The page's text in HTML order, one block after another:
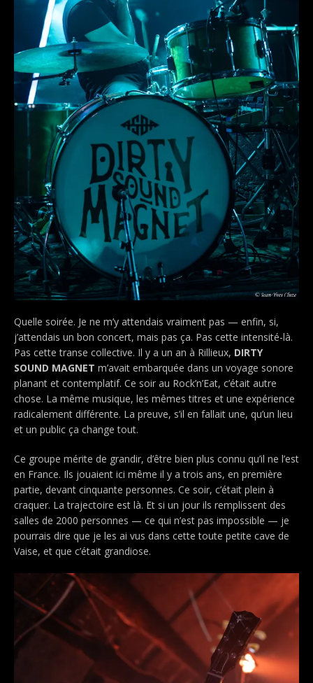
Quelle soirée. Je ne m’y attendais vraiment pas — enfin, si,
j’attendais un bon concert, mais pas ça. Pas cette intensité-là.
Pas cette transe collective. Il y a un an à Rillieux, DIRTY
SOUND MAGNET m’avait embarquée dans un voyage sonore
planant et contemplatif. Ce soir au Rock’n’Eat, c’était autre
chose. La même musique, les mêmes titres et une expérience
radicalement différente. La preuve, s’il en fallait une, qu’un lieu
et un public ça change tout.
Ce groupe mérite de grandir, d’être bien plus connu qu’il ne l’est
en France. Ils jouaient ici même il y a trois ans, en première
partie, devant cinquante personnes. Ce soir, c’était plein à
craquer. La trajectoire est là. Et si un jour ils remplissent des
salles de 2000 personnes — ce qui n’est pas impossible — je
pourrais dire que je les ai vus dans cette toute petite cave de
Vaise, et que c’était grandiose.